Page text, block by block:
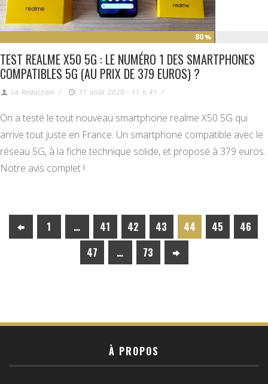
80 %
TEST REALME X50 5G : LE NUMÉRO 1 DES SMARTPHONES
COMPATIBLES 5G (AU PRIX DE 379 EUROS) ?
La Redaction / 11 août 2020 - 11 h 41 /
On a testé le tout nouveau smartphone realme X50 5G qui
arrive tout juste en France. Un smartphone compatible avec le
réseau 5G, à la fiche technique solide, et proposé à 379 euros.
Notre avis complet !
1 … 41 42 43 44 45
46
47
… 73
À PROPOS